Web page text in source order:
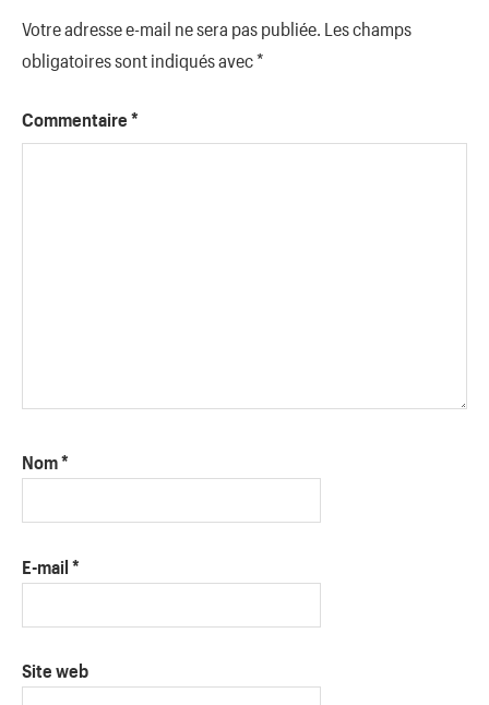
Votre adresse e-mail ne sera pas publiée. Les champs
obligatoires sont indiqués avec*
Commentaire *
Nom*
E-mail *
Site web